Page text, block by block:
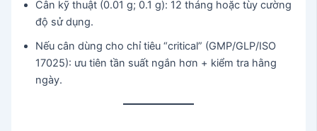
Cân kỹ thuật (0.01 g; 0.1 g): 12 tháng hoặc tùy cường
độ sử dụng.
Nếu cân dùng cho chỉ tiêu “critical” (GMP/GLP/ISO
17025): ưu tiên tần suất ngắn hơn + kiểm tra hằng
ngày.